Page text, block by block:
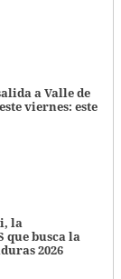
a Valle de
viernes: este
la
que busca la
2026